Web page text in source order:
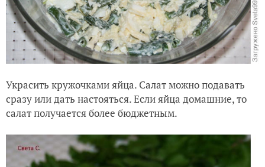
Украсить кружочками яйца. Салат можно подавать
сразу или дать настояться. Если яйца домашние, то
салат получается более бюджетным.